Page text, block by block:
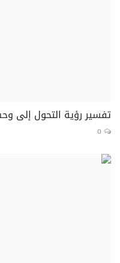
تفسير رؤية التحول إلى
0